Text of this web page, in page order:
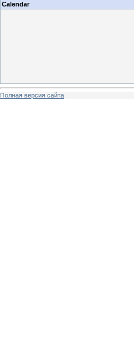
Calendar
Полная версия сайта